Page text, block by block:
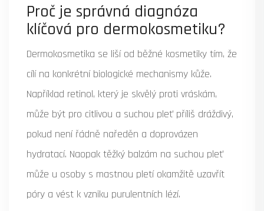
Proč je správná diagnóza
klíčová pro dermokosmetiku?
Dermokosmetika se liší od běžné kosmetiky tím, že
cílí na konkrétní biologické mechanismy kůže.
Například retinol, který je skvělý proti vráskám,
může být pro citlivou a suchou pleť příliš dráždivý,
pokud není řádně naředěn a doprovázen
hydratací. Naopak těžký balzám na suchou pleť
může u osoby s mastnou pletí okamžitě uzavřít
póry a vést k vzniku purulentních lézí.